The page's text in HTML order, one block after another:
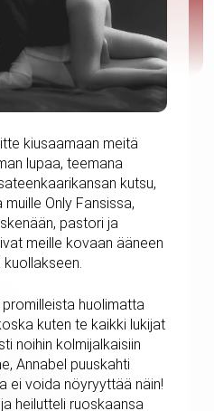
kiusaamaan meitä
lupaa, teemana
kutsu,
Only Fansissa,
pastori ja
meille kovaan ääneen
huolimatta
kuten te kaikki lukijat
noihin kolmijalkaisiin
Annabel puuskahti
ei voida nöyryyttää näin!
heilutteli ruoskaansa